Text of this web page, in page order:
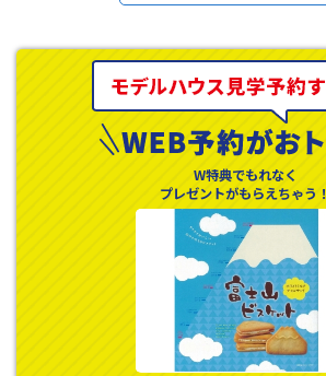
W特典でもれなく
プレゼントがもらえちゃう！